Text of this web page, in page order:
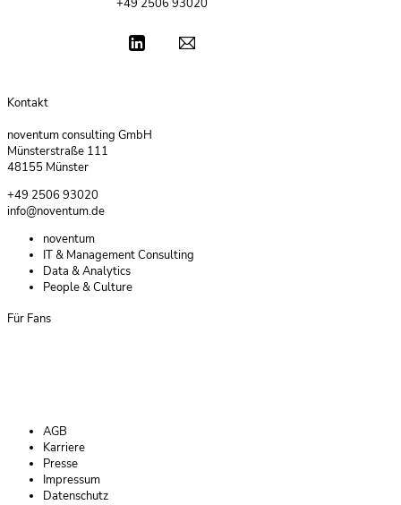
+49 2506 93020
Kontakt
noventum consulting GmbH
Münsterstraße 111
48155 Münster
+49 2506 93020
info@noventum.de
Navigation
überspringen
noventum
IT & Management Consulting
Data & Analytics
People & Culture
Für Fans
Navigation
überspringen
AGB
Karriere
Presse
Impressum
Datenschutz